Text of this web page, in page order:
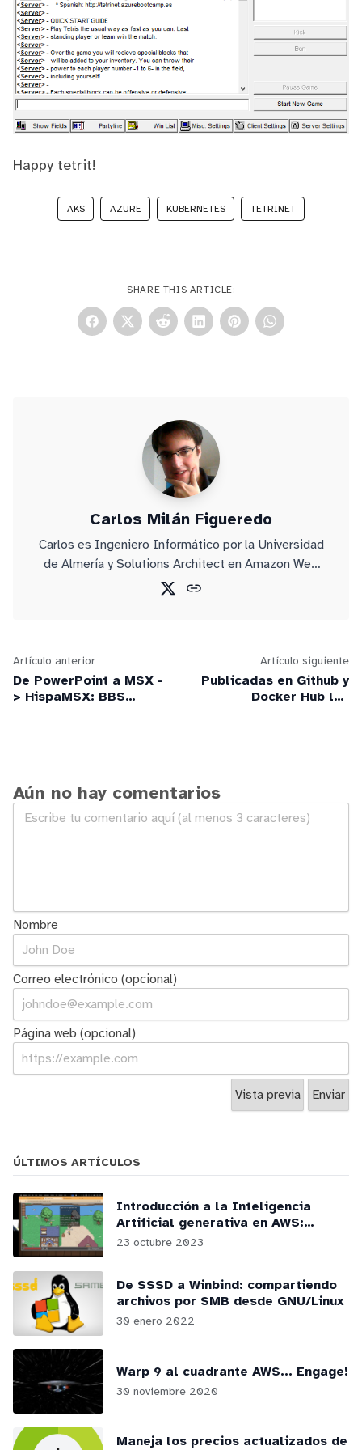
Happy tetrit!
AKS AZURE KUBERNETES TETRINET
SHARE THIS ARTICLE:
Carlos Milán Figueredo
Carlos es Ingeniero Informático por la Universidad
de Almería y Solutions Architect en Amazon Web
Services.
Artículo anterior
De PowerPoint a MSX -
> HispaMSX: BBS
Artículo siguiente
Publicadas en Github y
Docker Hub las
Aún no hay comentarios
Nombre
Correo electrónico (opcional)
Página web (opcional)
ÚLTIMOS ARTÍCULOS
Introducción a la Inteligencia
Artificial generativa en AWS:
webinars y podcasts
23 octubre 2023
De SSSD a Winbind: compartiendo
archivos por SMB desde GNU/Linux
30 enero 2022
Warp 9 al cuadrante AWS... Engage!
30 noviembre 2020
Maneja los precios actualizados de